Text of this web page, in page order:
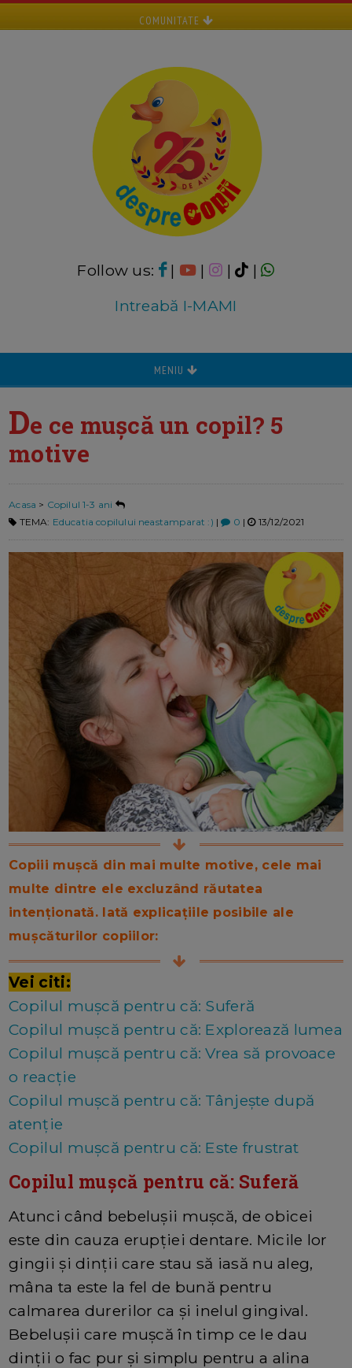
COMUNITATE
Follow us: | | |
|
Intreabă I-MAMI
MENIU
De ce mușcă un copil? 5
motive
Acasa > Copilul 1-3 ani
TEMA: Educatia copilului neastamparat :) | 0 | 13/12/2021
Copiii mușcă din mai multe motive, cele mai
multe dintre ele excluzând răutatea
intenționată. Iată explicațiile posibile ale
mușcăturilor copiilor:
Vei citi:
Copilul mușcă pentru că: Suferă
Copilul mușcă pentru că: Explorează lumea
Copilul mușcă pentru că: Vrea să provoace
o reacție
Copilul mușcă pentru că: Tânjește după
atenție
Copilul mușcă pentru că: Este frustrat
Copilul mușcă pentru că: Suferă
Atunci când bebelușii mușcă, de obicei
este din cauza erupției dentare. Micile lor
gingii și dinții care stau să iasă nu aleg,
mâna ta este la fel de bună pentru
calmarea durerilor ca și inelul gingival.
Bebelușii care mușcă în timp ce le dau
dinții o fac pur și simplu pentru a alina